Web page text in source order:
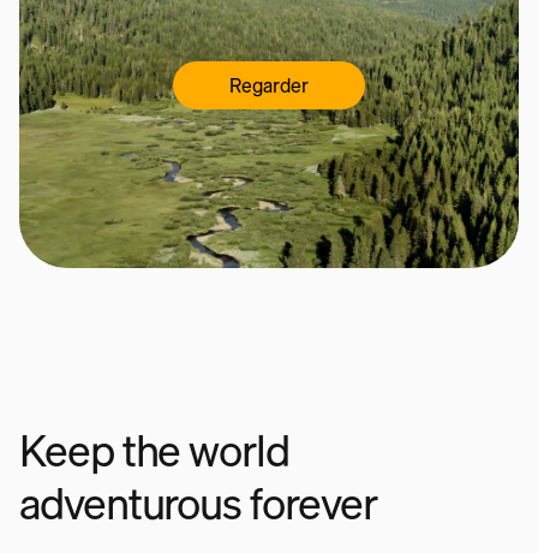
Regarder
Keep the world
adventurous forever